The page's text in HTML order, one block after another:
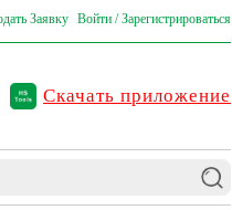
Заявку Войти / Зарегистрироваться
Скачать приложение